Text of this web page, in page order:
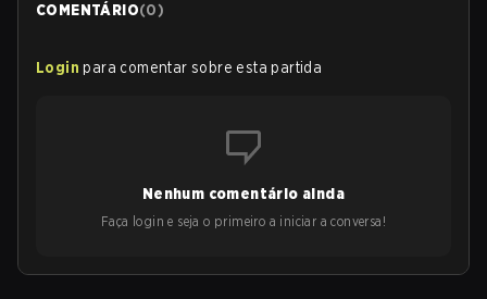
COMENTÁRIO(0)
Login para comentar sobre esta partida
Nenhum comentário ainda
Faça login e seja o primeiro a iniciar a conversa!